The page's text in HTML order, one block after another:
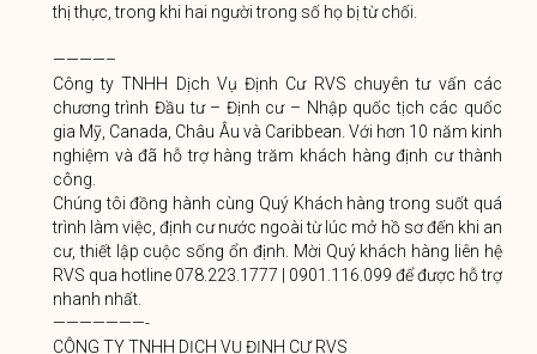
thị thực, trong khi hai người trong số họ bị từ chối.
————–
Công ty TNHH Dịch Vụ Định Cư RVS chuyên tư vấn các
chương trình Đầu tư – Định cư – Nhập quốc tịch các quốc
gia Mỹ, Canada, Châu Âu và Caribbean. Với hơn 10 năm kinh
nghiệm và đã hỗ trợ hàng trăm khách hàng định cư thành
công.
Chúng tôi đồng hành cùng Quý Khách hàng trong suốt quá
trình làm việc, định cư nước ngoài từ lúc mở hồ sơ đến khi an
cư, thiết lập cuộc sống ổn định. Mời Quý khách hàng liên hệ
RVS qua hotline 078.223.1777 | 0901.116.099 để được hỗ trợ
nhanh nhất.
———————-
CÔNG TY TNHH DỊCH VỤ ĐỊNH CƯ RVS